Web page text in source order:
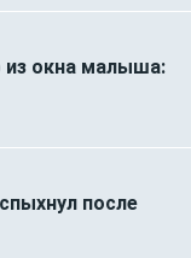
из окна малыша:
после